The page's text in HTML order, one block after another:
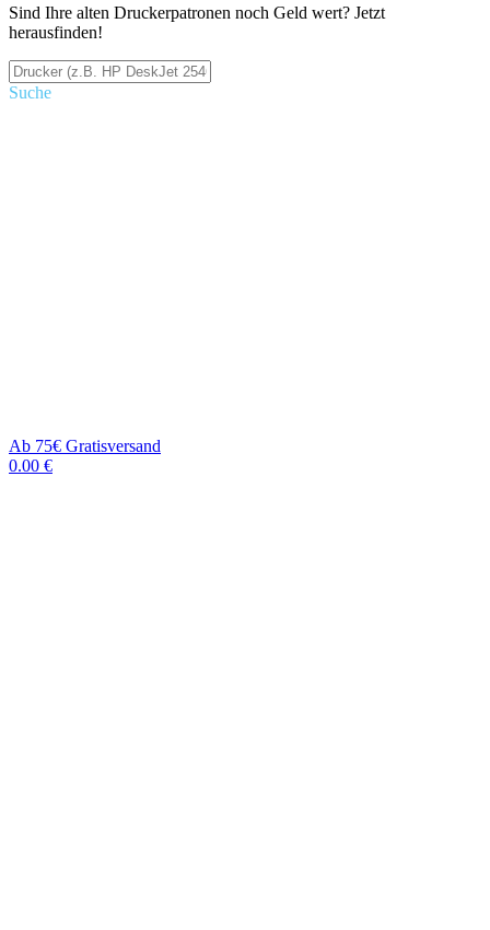
Sind Ihre alten Druckerpatronen noch Geld wert? Jetzt
herausfinden!
Suche
Ab 75€ Gratisversand
0.00 €